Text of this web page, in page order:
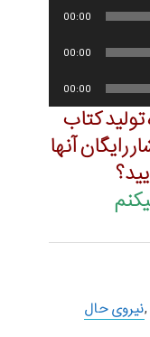
00:00
00:00
00:00
تولید کتاب
رایگان آنها
,نیروی حال